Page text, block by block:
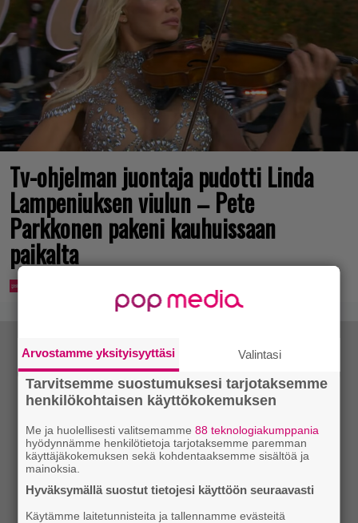
Tv-ohjelman juontaja pudotti Linda
Lampeniuksen viulun – Pete
Parkkonen pakeni kauhuissaan
paikalta
Arvostamme yksityisyyttäsi Valintasi
Tarvitsemme suostumuksesi tarjotaksemme
henkilökohtaisen käyttökokemuksen
Me ja huolellisesti valitsemamme88 teknologiakumppania
hyödynnämme henkilötietoja tarjotaksemme paremman
käyttäjäkokemuksen sekä kohdentaaksemme sisältöä ja
mainoksia.
Hyväksymällä suostut tietojesi käyttöön seuraavasti
Käytämme laitetunnisteita ja tallennamme evästeitä